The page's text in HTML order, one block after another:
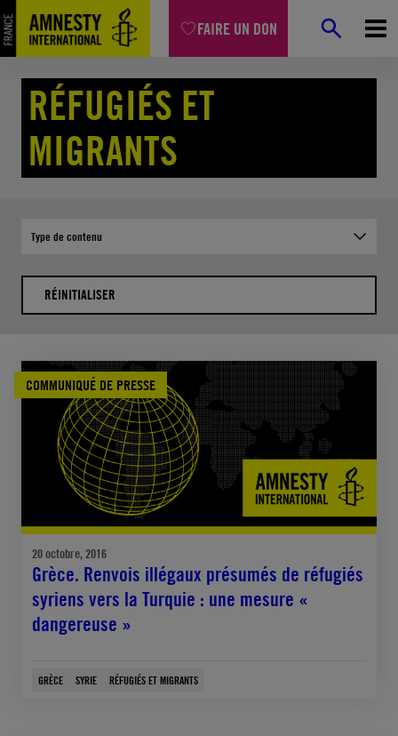
FAIRE UN DON
Aller
au
contenu
Accueil
RÉFUGIÉS ET
MIGRANTS
Type de contenu
RÉINITIALISER
COMMUNIQUÉ DE PRESSE
20 octobre, 2016
Grèce. Renvois illégaux présumés de réfugiés
syriens vers la Turquie : une mesure «
dangereuse »
GRÈCE SYRIE RÉFUGIÉS ET MIGRANTS